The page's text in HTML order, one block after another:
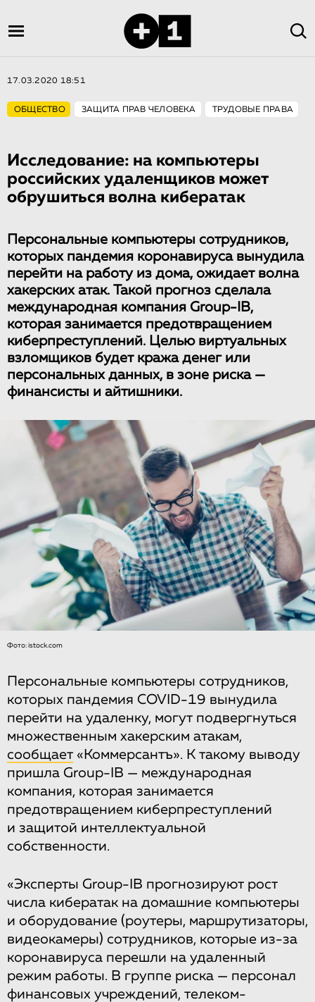
17.03.2020 18:51
ОБЩЕСТВО ЗАЩИТА ПРАВ ЧЕЛОВЕКА ТРУДОВЫЕ ПРАВА
Исследование: на компьютеры
российских удаленщиков может
обрушиться волна кибератак
Персональные компьютеры сотрудников,
которых пандемия коронавируса вынудила
перейти на работу из дома, ожидает волна
хакерских атак. Такой прогноз сделала
международная компания Group-IB,
которая занимается предотвращением
киберпреступлений. Целью виртуальных
взломщиков будет кража денег или
персональных данных, в зоне риска —
финансисты и айтишники.
Фото: istock.com
Персональные компьютеры сотрудников,
которых пандемия COVID-19 вынудила
перейти на удаленку, могут подвергнуться
множественным хакерским атакам,
сообщает «Коммерсантъ». К такому выводу
пришла Group-IB — международная
компания, которая занимается
предотвращением киберпреступлений
и защитой интеллектуальной
собственности.
«Эксперты Group-IB прогнозируют рост
числа кибератак на домашние компьютеры
и оборудование (роутеры, маршрутизаторы,
видеокамеры) сотрудников, которые из-за
коронавируса перешли на удаленный
режим работы. В группе риска — персонал
финансовых учреждений, телеком-